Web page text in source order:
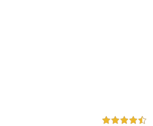
4,5 étoiles sur 5